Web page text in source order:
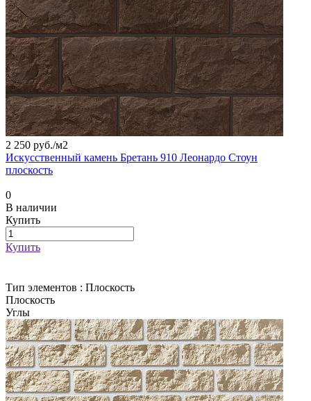
2 250 руб./м2
Искусственный камень Бретань 910 Леонардо Стоун
плоскость
0
В наличии
Купить
Купить
Тип элементов : Плоскость
Плоскость
Углы